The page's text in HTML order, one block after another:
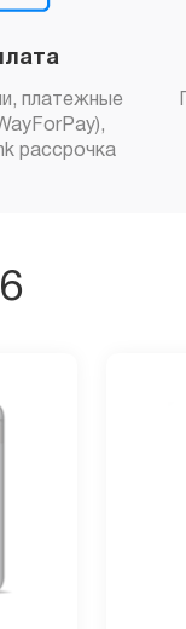
платежные
рассрочка